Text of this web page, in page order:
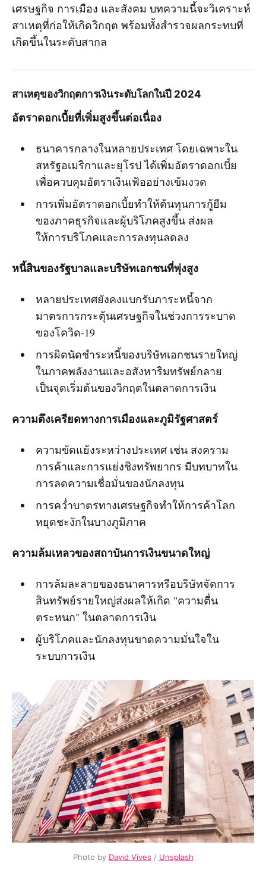
เศรษฐกิจ การเมือง และสังคม บทความนี้จะวิเคราะห์
สาเหตุที่ก่อให้เกิดวิกฤต พร้อมทั้งสำรวจผลกระทบที่
เกิดขึ้นในระดับสากล
สาเหตุของวิกฤตการเงินระดับโลกในปี 2024
อัตราดอกเบี้ยที่เพิ่มสูงขึ้นต่อเนื่อง
ธนาคารกลางในหลายประเทศ โดยเฉพาะใน
สหรัฐอเมริกาและยุโรป ได้เพิ่มอัตราดอกเบี้ย
เพื่อควบคุมอัตราเงินเฟ้ออย่างเข้มงวด
การเพิ่มอัตราดอกเบี้ยทำให้ต้นทุนการกู้ยืม
ของภาคธุรกิจและผู้บริโภคสูงขึ้น ส่งผล
ให้การบริโภคและการลงทุนลดลง
หนี้สินของรัฐบาลและบริษัทเอกชนที่พุ่งสูง
หลายประเทศยังคงแบกรับภาระหนี้จาก
มาตรการกระตุ้นเศรษฐกิจในช่วงการระบาด
ของโควิด-19
การผิดนัดชำระหนี้ของบริษัทเอกชนรายใหญ่
ในภาคพลังงานและอสังหาริมทรัพย์กลาย
เป็นจุดเริ่มต้นของวิกฤตในตลาดการเงิน
ความตึงเครียดทางการเมืองและภูมิรัฐศาสตร์
ความขัดแย้งระหว่างประเทศ เช่น สงคราม
การค้าและการแย่งชิงทรัพยากร มีบทบาทใน
การลดความเชื่อมั่นของนักลงทุน
การคว่ำบาตรทางเศรษฐกิจทำให้การค้าโลก
หยุดชะงักในบางภูมิภาค
ความล้มเหลวของสถาบันการเงินขนาดใหญ่
การล้มละลายของธนาคารหรือบริษัทจัดการ
สินทรัพย์รายใหญ่ส่งผลให้เกิด "ความตื่น
ตระหนก" ในตลาดการเงิน
ผู้บริโภคและนักลงทุนขาดความมั่นใจใน
ระบบการเงิน
Photo by David Vives / Unsplash